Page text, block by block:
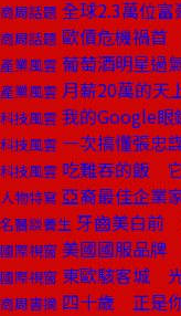
商周話題 全球2.3萬位富
商周話題 歐債危機禍首
產業風雲 葡萄酒明星過
產業風雲 月薪20萬的天
科技風雲 我的Google眼
科技風雲 一次搞懂張忠
科技風雲 吃難吞的飯
人物特寫 亞裔最佳企業
名醫談養生 牙齒美白前
國際視窗 美國國服品牌
國際視窗 東歐駭客城
商周書摘 四十歲 正是